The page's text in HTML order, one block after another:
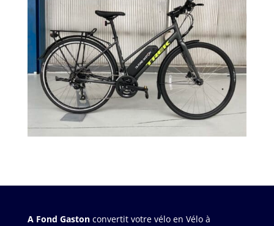
A Fond Gastonconvertit votre vélo en Vélo à